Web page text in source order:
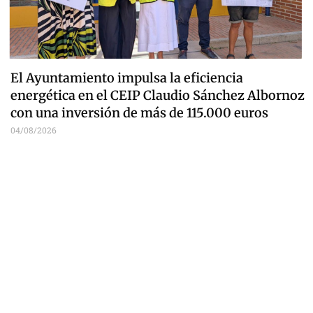
El Ayuntamiento impulsa la eficiencia
energética en el CEIP Claudio Sánchez Albornoz
con una inversión de más de 115.000 euros
04/08/2026